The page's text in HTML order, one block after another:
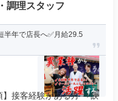
調理スタッフ
半年で店長へ✅月給29.5
】接客経験がある方 ⇒飲